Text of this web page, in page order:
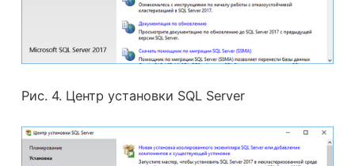
Рис. 4. Центр установки SQL Server